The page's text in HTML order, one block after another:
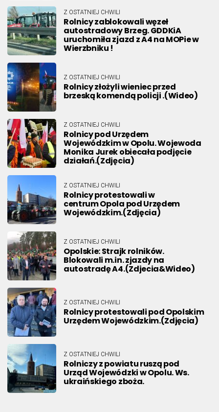
Z OSTATNIEJ CHWILI
Rolnicy zablokowali węzeł
autostradowy Brzeg. GDDKiA
uruchomiła zjazd z A4 na MOPie w
Wierzbniku !
Z OSTATNIEJ CHWILI
Rolnicy złożyli wieniec przed
brzeską komendą policji .(Wideo)
Z OSTATNIEJ CHWILI
Rolnicy pod Urzędem
Wojewódzkim w Opolu. Wojewoda
Monika Jurek obiecała podjęcie
działań.(Zdjęcia)
Z OSTATNIEJ CHWILI
Rolnicy protestowali w
centrum Opola pod Urzędem
Wojewódzkim.(Zdjęcia)
Z OSTATNIEJ CHWILI
Opolskie: Strajk rolników.
Blokowali m.in. zjazdy na
autostradę A4.(Zdjecia&Wideo)
Z OSTATNIEJ CHWILI
Rolnicy protestowali pod Opolskim
Urzędem Wojewódzkim.(Zdjęcia)
Z OSTATNIEJ CHWILI
Rolniczy z powiatu ruszą pod
Urząd Wojewódzki w Opolu. Ws.
ukraińskiego zboża.